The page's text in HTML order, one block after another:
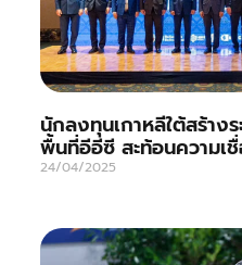
นักลงทุนเกาหลีใต้สร้าง
พื้นที่อีอีซี สะท้อนความเ
24/04/2025